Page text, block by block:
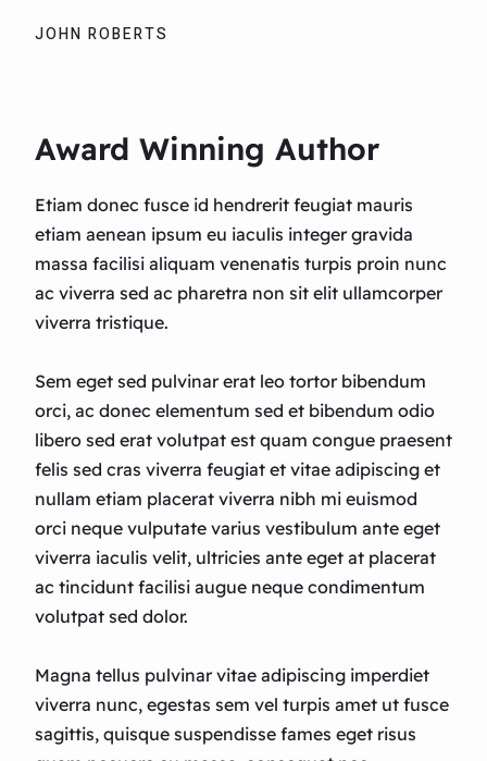
JOHN ROBERTS​
Award Winning Author
Etiam donec fusce id hendrerit feugiat mauris
etiam aenean ipsum eu iaculis integer gravida
massa facilisi aliquam venenatis turpis proin nunc
ac viverra sed ac pharetra non sit elit ullamcorper
viverra tristique.
Sem eget sed pulvinar erat leo tortor bibendum
orci, ac donec elementum sed et bibendum odio
libero sed erat volutpat est quam congue praesent
felis sed cras viverra feugiat et vitae adipiscing et
nullam etiam placerat viverra nibh mi euismod
orci neque vulputate varius vestibulum ante eget
viverra iaculis velit, ultricies ante eget at placerat
ac tincidunt facilisi augue neque condimentum
volutpat sed dolor.
Magna tellus pulvinar vitae adipiscing imperdiet
viverra nunc, egestas sem vel turpis amet ut fusce
sagittis, quisque suspendisse fames eget risus